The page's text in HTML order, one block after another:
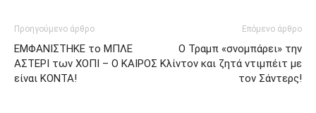
Προηγούμενο άρθρο
ΕΜΦΑΝΙΣΤΗΚΕ το ΜΠΛΕ
ΑΣΤΕΡΙ των ΧΟΠΙ – Ο ΚΑΙΡΟΣ
είναι ΚΟΝΤΑ!
Επόμενο άρθρο
Ο Τραμπ «σνομπάρει» την
Κλίντον και ζητά ντιμπέιτ με
τον Σάντερς!